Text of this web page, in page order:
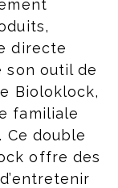
directe
son outil de
Bioloklock,
familiale
Ce double
offre des